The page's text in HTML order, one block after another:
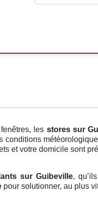
les stores sur
conditions
et votre domicile sont
sur Guibeville,
pour solutionner, au plus